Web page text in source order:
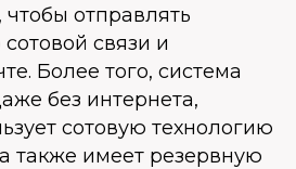
отправлять
связи и
Более того, система
без интернета,
сотовую технологию
также имеет резервную